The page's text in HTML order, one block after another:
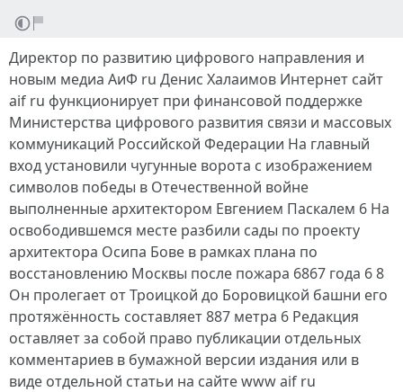
Директор по развитию цифрового направления и
новым медиа АиФ ru Денис Халаимов Интернет сайт
aif ru функционирует при финансовой поддержке
Министерства цифрового развития связи и массовых
коммуникаций Российской Федерации На главный
вход установили чугунные ворота с изображением
символов победы в Отечественной войне
выполненные архитектором Евгением Паскалем 6 На
освободившемся месте разбили сады по проекту
архитектора Осипа Бове в рамках плана по
восстановлению Москвы после пожара 6867 года 6 8
Он пролегает от Троицкой до Боровицкой башни его
протяжённость составляет 887 метра 6 Редакция
оставляет за собой право публикации отдельных
комментариев в бумажной версии издания или в
виде отдельной статьи на сайте www aif ru